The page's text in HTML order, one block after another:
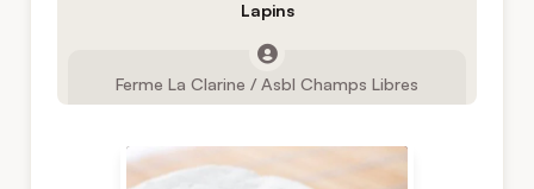
Lapins
Ferme La Clarine / Asbl Champs Libres